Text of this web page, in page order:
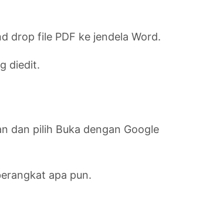
drop file PDF ke jendela Word.
diedit.
dan pilih Buka dengan Google
apa pun.